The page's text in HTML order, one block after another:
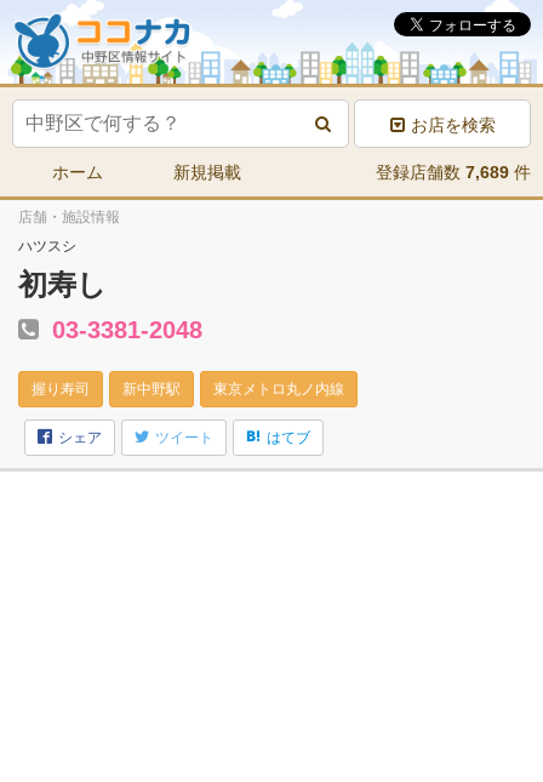
お店を検索
ホーム 新規掲載 登録店舗数 7,689 件
店舗・施設情報
ハツスシ
初寿し
03-3381-2048
握り寿司 新中野駅 東京メトロ丸ノ内線
シェア ツイート はてブ